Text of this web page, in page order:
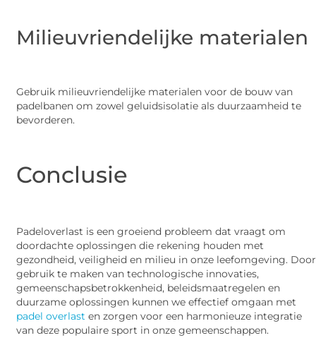
Milieuvriendelijke materialen
Gebruik milieuvriendelijke materialen voor de bouw van
padelbanen om zowel geluidsisolatie als duurzaamheid te
bevorderen.
Conclusie
Padeloverlast is een groeiend probleem dat vraagt om
doordachte oplossingen die rekening houden met
gezondheid, veiligheid en milieu in onze leefomgeving. Door
gebruik te maken van technologische innovaties,
gemeenschapsbetrokkenheid, beleidsmaatregelen en
duurzame oplossingen kunnen we effectief omgaan met
padel overlast en zorgen voor een harmonieuze integratie
van deze populaire sport in onze gemeenschappen.